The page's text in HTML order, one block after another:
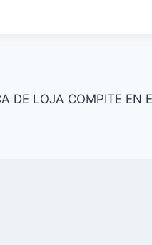
DE LOJA COMPITE EN